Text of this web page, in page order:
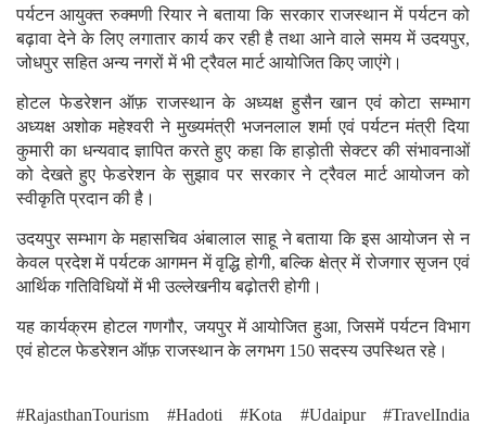
पर्यटन आयुक्त रुक्मणी रियार ने बताया कि सरकार राजस्थान में पर्यटन को
बढ़ावा देने के लिए लगातार कार्य कर रही है तथा आने वाले समय में उदयपुर,
जोधपुर सहित अन्य नगरों में भी ट्रैवल मार्ट आयोजित किए जाएंगे।
होटल फेडरेशन ऑफ़ राजस्थान के अध्यक्ष हुसैन खान एवं कोटा सम्भाग
अध्यक्ष अशोक महेश्वरी ने मुख्यमंत्री भजनलाल शर्मा एवं पर्यटन मंत्री दिया
कुमारी का धन्यवाद ज्ञापित करते हुए कहा कि हाड़ोती सेक्टर की संभावनाओं
को देखते हुए फेडरेशन के सुझाव पर सरकार ने ट्रैवल मार्ट आयोजन को
स्वीकृति प्रदान की है।
उदयपुर सम्भाग के महासचिव अंबालाल साहू ने बताया कि इस आयोजन से न
केवल प्रदेश में पर्यटक आगमन में वृद्धि होगी, बल्कि क्षेत्र में रोजगार सृजन एवं
आर्थिक गतिविधियों में भी उल्लेखनीय बढ़ोतरी होगी।
यह कार्यक्रम होटल गणगौर, जयपुर में आयोजित हुआ, जिसमें पर्यटन विभाग
एवं होटल फेडरेशन ऑफ़ राजस्थान के लगभग 150 सदस्य उपस्थित रहे।
#RajasthanTourism #Hadoti #Kota #Udaipur #TravelIndia